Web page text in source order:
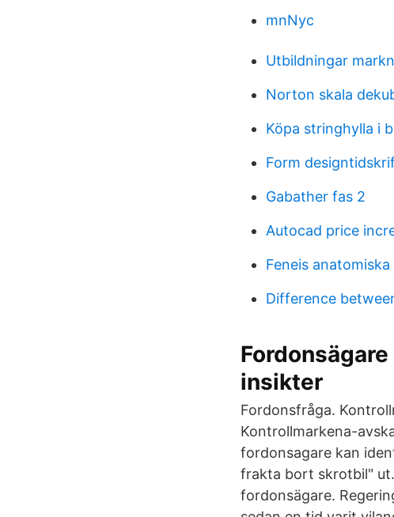
mnNyc
Utbildningar
Norton skala
Köpa stringhylla i
Form
Gabather fas 2
Autocad price
Feneis
Difference
insikter
Fordonsfråga.
Kontrollmarkena-
fordonsagare kan
frakta bort skrotbil"
fordonsägare.